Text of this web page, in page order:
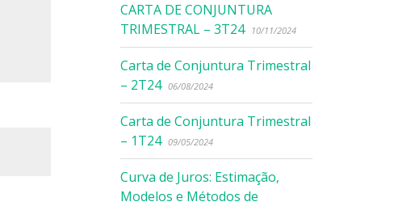
CARTA DE CONJUNTURA
TRIMESTRAL – 3T24
10/11/2024
Carta de Conjuntura Trimestral
– 2T24 06/08/2024
Carta de Conjuntura Trimestral
– 1T24 09/05/2024
Curva de Juros: Estimação,
Modelos e Métodos de